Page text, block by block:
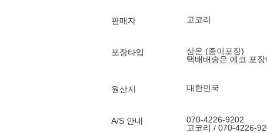
판매자 고코리
포장타입
상온 (종이포장)
택배배송은 에코 포
원산지 대한민국
A/S 안내
070-4226-9202
고코리 / 070-4226-